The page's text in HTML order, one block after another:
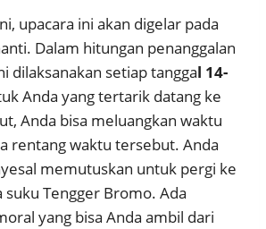
upacara ini akan digelar pada
Dalam hitungan penanggalan
dilaksanakan setiap tanggal 14-
Anda yang tertarik datang ke
Anda bisa meluangkan waktu
rentang waktu tersebut. Anda
memutuskan untuk pergi ke
suku Tengger Bromo. Ada
yang bisa Anda ambil dari